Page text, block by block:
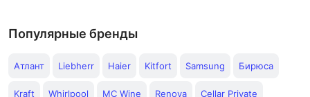
Популярные бренды
Атлант Liebherr Haier Kitfort Samsung Бирюса
Kraft Whirlpool MC Wine Renova Cellar Private